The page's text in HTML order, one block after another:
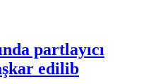
partlayıcı
edilib